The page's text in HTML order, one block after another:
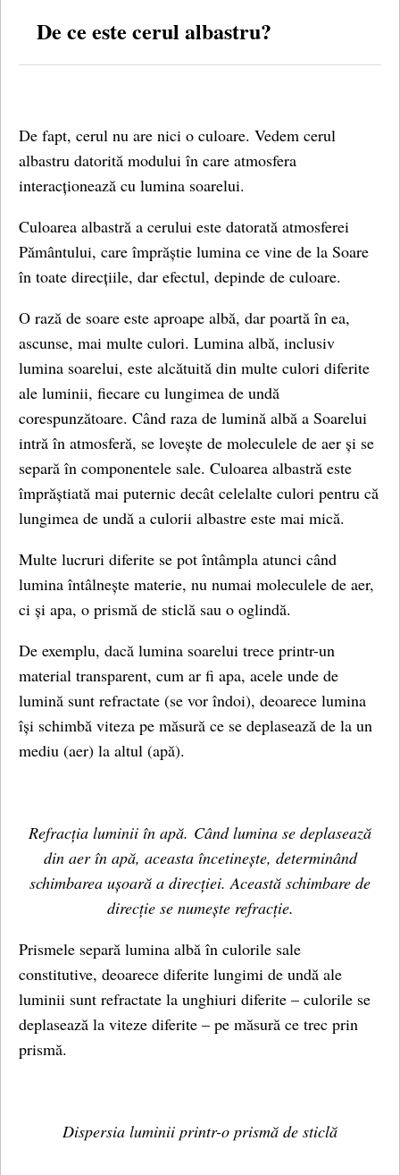
De ce este cerul albastru?
De fapt, cerul nu are nici o culoare. Vedem cerul
albastru datorită modului în care atmosfera
interacționează cu lumina soarelui.
Culoarea albastră a cerului este datorată atmosferei
Pământului, care împrăștie lumina ce vine de la Soare
în toate direcțiile, dar efectul, depinde de culoare.
O rază de soare este aproape albă, dar poartă în ea,
ascunse, mai multe culori. Lumina albă, inclusiv
lumina soarelui, este alcătuită din multe culori diferite
ale luminii, fiecare cu lungimea de undă
corespunzătoare. Când raza de lumină albă a Soarelui
intră în atmosferă, se lovește de moleculele de aer și se
separă în componentele sale. Culoarea albastră este
împrăștiată mai puternic decât celelalte culori pentru că
lungimea de undă a culorii albastre este mai mică.
Multe lucruri diferite se pot întâmpla atunci când
lumina întâlnește materie, nu numai moleculele de aer,
ci și apa, o prismă de sticlă sau o oglindă.
De exemplu, dacă lumina soarelui trece printr-un
material transparent, cum ar fi apa, acele unde de
lumină sunt refractate (se vor îndoi), deoarece lumina
își schimbă viteza pe măsură ce se deplasează de la un
mediu (aer) la altul (apă).
Refracția luminii în apă. Când lumina se deplasează
din aer în apă, aceasta încetinește, determinând
schimbarea ușoară a direcției. Această schimbare de
direcție se numește refracție.
Prismele separă lumina albă în culorile sale
constitutive, deoarece diferite lungimi de undă ale
luminii sunt refractate la unghiuri diferite – culorile se
deplasează la viteze diferite – pe măsură ce trec prin
prismă.
Dispersia luminii printr-o prismă de sticlă